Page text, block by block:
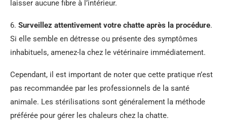
laisser aucune fibre à l’intérieur.
6. Surveillez attentivement votre chatte après la procédure.
Si elle semble en détresse ou présente des symptômes
inhabituels, amenez-la chez le vétérinaire immédiatement.
Cependant, il est important de noter que cette pratique n’est
pas recommandée par les professionnels de la santé
animale. Les stérilisations sont généralement la méthode
préférée pour gérer les chaleurs chez la chatte.